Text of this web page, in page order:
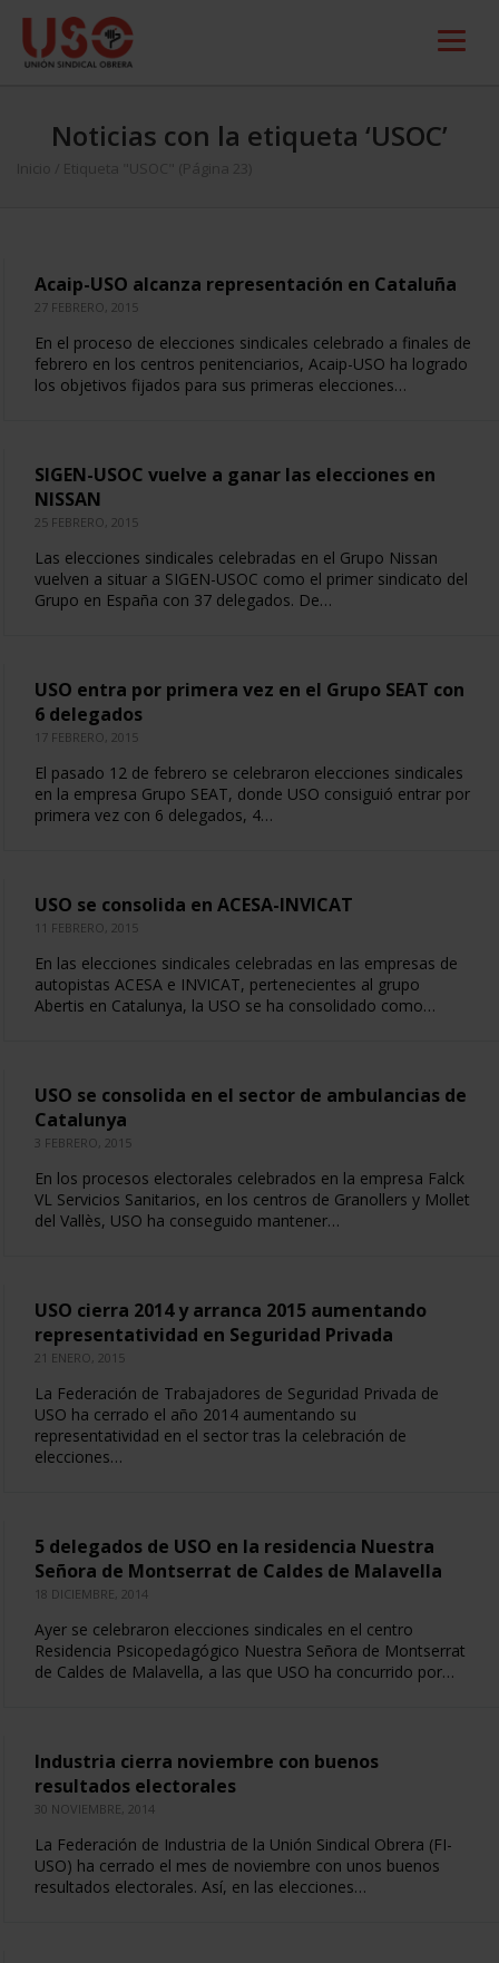
Noticias con la etiqueta ‘USOC’
Inicio Etiqueta "USOC" (Página 23)
Acaip-USO alcanza representación en Cataluña
27 FEBRERO, 2015
En el proceso de elecciones sindicales celebrado a finales de
febrero en los centros penitenciarios, Acaip-USO ha logrado
los objetivos fijados para sus primeras elecciones…
SIGEN-USOC vuelve a ganar las elecciones en
NISSAN
25 FEBRERO, 2015
Las elecciones sindicales celebradas en el Grupo Nissan
vuelven a situar a SIGEN-USOC como el primer sindicato del
Grupo en España con 37 delegados. De…
USO entra por primera vez en el Grupo SEAT con
6 delegados
17 FEBRERO, 2015
El pasado 12 de febrero se celebraron elecciones sindicales
en la empresa Grupo SEAT, donde USO consiguió entrar por
primera vez con 6 delegados, 4…
USO se consolida en ACESA-INVICAT
11 FEBRERO, 2015
En las elecciones sindicales celebradas en las empresas de
autopistas ACESA e INVICAT, pertenecientes al grupo
Abertis en Catalunya, la USO se ha consolidado como…
USO se consolida en el sector de ambulancias de
Catalunya
3 FEBRERO, 2015
En los procesos electorales celebrados en la empresa Falck
VL Servicios Sanitarios, en los centros de Granollers y Mollet
del Vallès, USO ha conseguido mantener…
USO cierra 2014 y arranca 2015 aumentando
representatividad en Seguridad Privada
21 ENERO, 2015
La Federación de Trabajadores de Seguridad Privada de
USO ha cerrado el año 2014 aumentando su
representatividad en el sector tras la celebración de
elecciones…
5 delegados de USO en la residencia Nuestra
Señora de Montserrat de Caldes de Malavella
18 DICIEMBRE, 2014
Ayer se celebraron elecciones sindicales en el centro
Residencia Psicopedagógico Nuestra Señora de Montserrat
de Caldes de Malavella, a las que USO ha concurrido por…
Industria cierra noviembre con buenos
resultados electorales
30 NOVIEMBRE, 2014
La Federación de Industria de la Unión Sindical Obrera (FI-
USO) ha cerrado el mes de noviembre con unos buenos
resultados electorales. Así, en las elecciones…